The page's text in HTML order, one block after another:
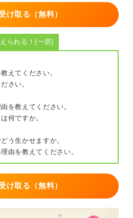
け取る（無料）
られる！(一部)
えてください。
さい。
を教えてください。
何ですか。
う生かせますか。
由を教えてください。
け取る（無料）